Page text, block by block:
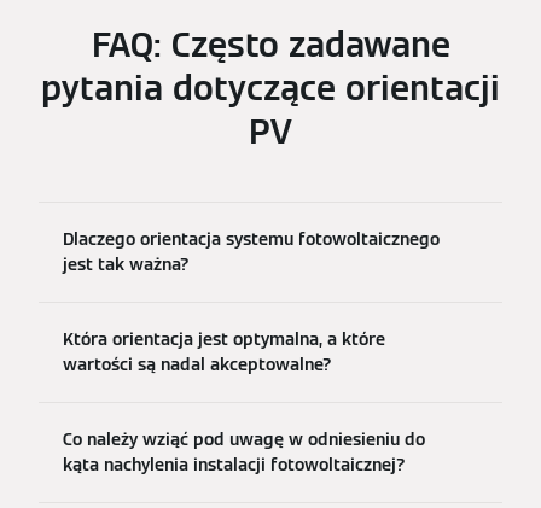
FAQ: Często zadawane
pytania dotyczące orientacji
PV
Dlaczego orientacja systemu fotowoltaicznego
jest tak ważna?
Która orientacja jest optymalna, a które
wartości są nadal akceptowalne?
Co należy wziąć pod uwagę w odniesieniu do
kąta nachylenia instalacji fotowoltaicznej?